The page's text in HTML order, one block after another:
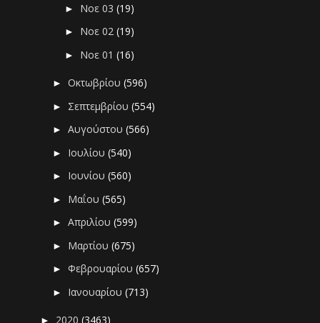
► Νοε 03(19)
► Νοε 02(19)
► Νοε 01(16)
►Οκτωβρίου(596)
► Σεπτεμβρίου(554)
►Αυγούστου(566)
► Ιουλίου(540)
► Ιουνίου(560)
► Μαΐου(565)
►Απριλίου(599)
► Μαρτίου(675)
►Φεβρουαρίου(657)
► Ιανουαρίου(713)
► 2020(3463)